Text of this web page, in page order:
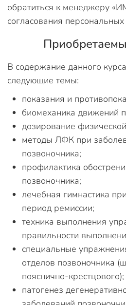
обратиться к менеджеру
согласования
В содержание данного
следующие темы:
показания и
биомеханика движений
дозирование
методы ЛФК при
позвоночника;
профилактика
позвоночника;
лечебная гимнастика
период ремиссии;
техника выполнения
правильности
специальные
отделов позвоночника
пояснично-крестцового);
патогенез